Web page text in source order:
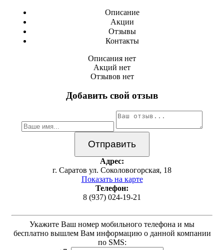
Описание
Акции
Отзывы
Контакты
Описания нет
Акций нет
Отзывов нет
Добавить свой отзыв
Адрес:
г. Саратов ул. Соколовогорская, 18
Показать на карте
Телефон:
8 (937) 024-19-21
Укажите Ваш номер мобильного телефона и мы
бесплатно вышлем Вам информацию о данной компании
по SMS: